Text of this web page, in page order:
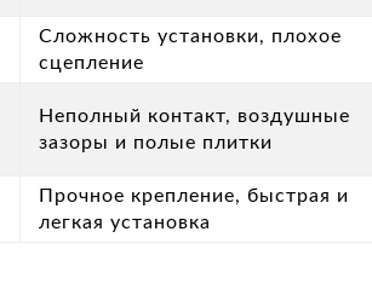
Сложность установки, плохое
сцепление
Неполный контакт, воздушные
зазоры и полые плитки
Прочное крепление, быстрая и
легкая установка